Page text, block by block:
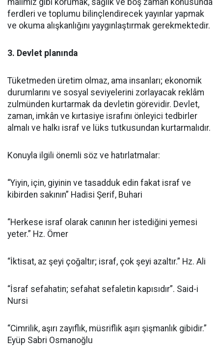
malımız gibi korumak, sağlık ve boş zaman konusunda
ferdleri ve toplumu bilinçlendirecek yayınlar yapmak
ve okuma alışkanlığını yaygınlaştırmak gerekmektedir.
3. Devlet planında
Tüketmeden üretim olmaz, ama insanları; ekonomik
durumlarını ve sosyal seviyelerini zorlayacak reklâm
zulmünden kurtarmak da devletin görevidir. Devlet,
zaman, imkân ve kırtasiye israfını önleyici tedbirler
almalı ve halkı israf ve lüks tutkusundan kurtarmalıdır.
Konuyla ilgili önemli söz ve hatırlatmalar:
“Yiyin, için, giyinin ve tasadduk edin fakat israf ve
kibirden sakının” Hadisi Şerif, Buhari
“Herkese israf olarak canının her istediğini yemesi
yeter.” Hz. Ömer
“İktisat, az şeyi çoğaltır; israf, çok şeyi azaltır.” Hz. Ali
“İsraf sefahatin; sefahat sefaletin kapısıdır”. Said-i
Nursi
“Cimrilik, aşırı zayıflık, müsriflik aşırı şişmanlık gibidir.”
Eyüp Sabri Osmanoğlu